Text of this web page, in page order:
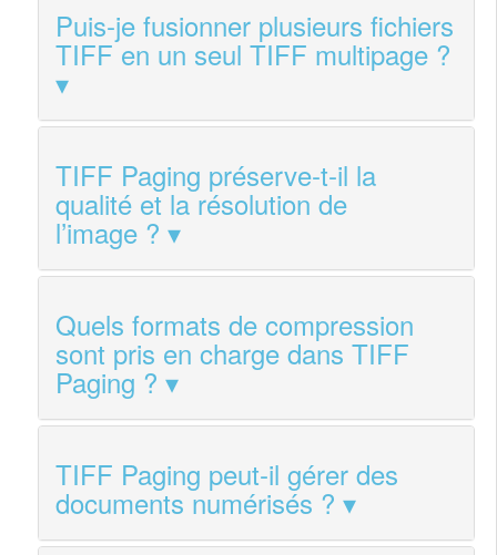
Puis‑je fusionner plusieurs fichiers
TIFF en un seul TIFF multipage ?
TIFF Paging préserve‑t‑il la
qualité et la résolution de
l’image ?
Quels formats de compression
sont pris en charge dans TIFF
Paging ?
TIFF Paging peut‑il gérer des
documents numérisés ?